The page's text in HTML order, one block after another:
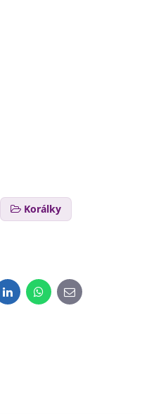
Korálky
LinkedInWhatsApp
E-
mail